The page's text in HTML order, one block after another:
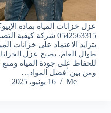
عزل خزانات المياه بمادة
0542563315 شركة
يتزايد الاعتماد على خزانات
طوال العام، يصبح عزل
للحفاظ على جودة المياه ومنع
ومن بين أفضل المواد…
Me
16 يونيو، 2025